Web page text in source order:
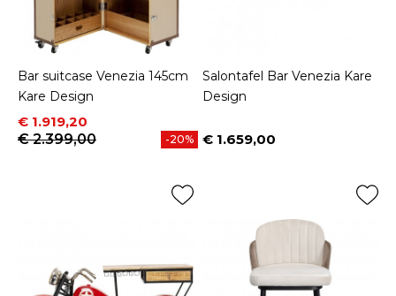
Bar suitcase Venezia 145cm
Kare Design
Prijs
€ 1.919,20
Normale prijs
€ 2.399,00
-20%
Salontafel Bar Venezia Kare
Design
Prijs
€ 1.659,00